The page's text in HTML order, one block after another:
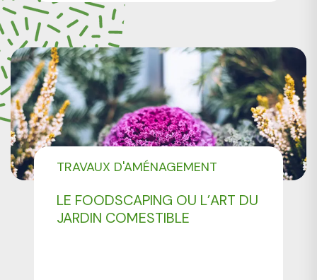
LE FOODSCAPING OU L’ART DU
JARDIN COMESTIBLE
TRAVAUX D'AMÉNAGEMENT